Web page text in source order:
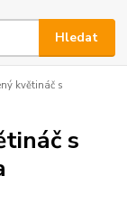
Hledat
květináč s
s